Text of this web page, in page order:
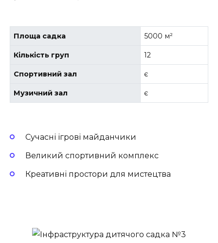
Площа садка 5000 м²
Кількість груп 12
Спортивний зал є
Музичний зал є
Сучасні ігрові майданчики
Великий спортивний комплекс
Креативні простори для мистецтва